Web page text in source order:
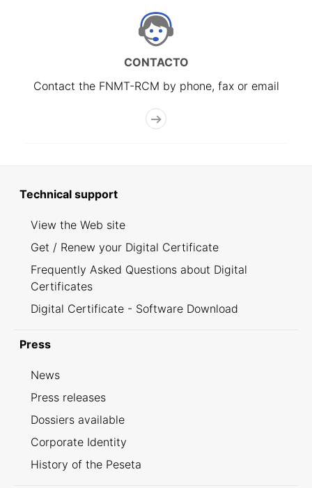
CONTACTO
Contact the FNMT-RCM by phone, fax or email
Technical support
View the Web site
Get / Renew your Digital Certificate
Frequently Asked Questions about Digital
Certificates
Digital Certificate - Software Download
Press
News
Press releases
Dossiers available
Corporate Identity
History of the Peseta